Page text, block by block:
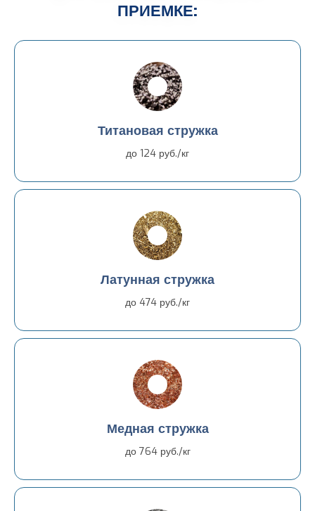
ПРИЕМКЕ:
Титановая стружка
до 124 руб./кг
Латунная стружка
до 474 руб./кг
Медная стружка
до 764 руб./кг